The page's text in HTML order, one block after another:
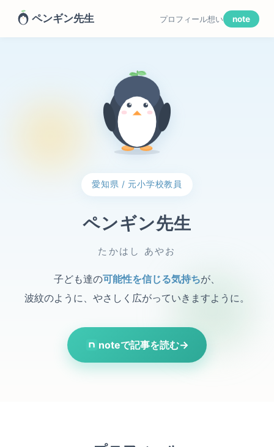
ペンギン先生 プロフィール想い note
愛知県 / 元小学校教員
ペンギン先生
たかはし あやお
子ども達の可能性を信じる気持ちが、
波紋のように、やさしく広がっていきますように。
noteで記事を読む→